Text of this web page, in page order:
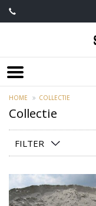
HOME COLLECTIE
Collectie
FILTER